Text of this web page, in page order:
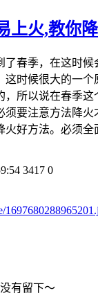
上火,教你
了春季，在这时候
这时候很大的一个
，所以说在春季这
须要注意方法降
火好方法。必须
3417 0
有留下～